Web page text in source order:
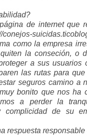
de internetque
conejos-
como la empresa
la conseción, o
a sus usuarios
las rutas para
seguros camino a
bonito que nos ha
a perder la
complicidad de su
respuesta responsable